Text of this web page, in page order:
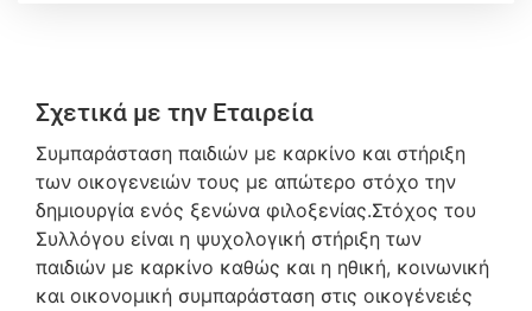
Σχετικά με την Εταιρεία
Συμπαράσταση παιδιών με καρκίνο και στήριξη
των οικογενειών τους με απώτερο στόχο την
δημιουργία ενός ξενώνα φιλοξενίας.Στόχος του
Συλλόγου είναι η ψυχολογική στήριξη των
παιδιών με καρκίνο καθώς και η ηθική, κοινωνική
και οικονομική συμπαράσταση στις οικογένειές